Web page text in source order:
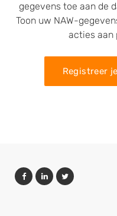
gegevens toe aan de
Toon uw NAW-
acties aan
Registreer